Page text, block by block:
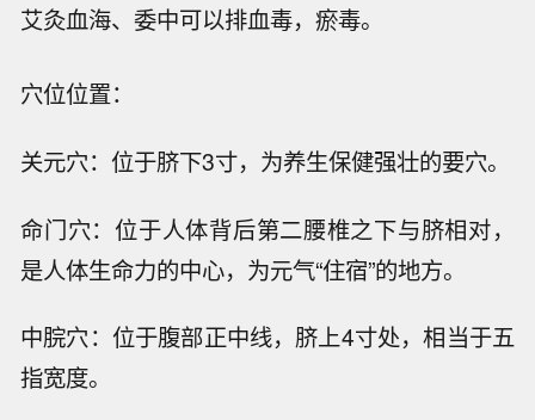
艾灸血海、委中可以排血毒，瘀毒。
穴位位置：
关元穴：位于脐下3寸，为养生保健强壮的要穴。
命门穴：位于人体背后第二腰椎之下与脐相对，
是人体生命力的中心，为元气“住宿”的地方。
中脘穴：位于腹部正中线，脐上4寸处，相当于五
指宽度。